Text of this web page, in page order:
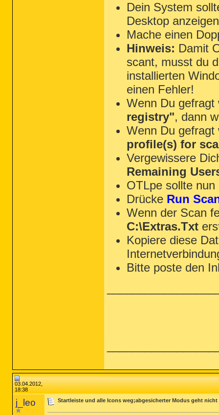
Dein System
Desktop
Mache einen
Hinweis: Damit
scant, musst du
installierten
einen Fehler!
Wenn Du
registry", dann
Wenn Du
profile(s) for
Vergewissere
Remaining
OTLpe sollte nun
Drücke Run
Wenn der Scan
C:\Extras.Txt
Kopiere diese
Bitte poste den
03.04.2012,
18:38
j_leo Startleiste und alle Icons weg;abgesicherter Modus geht nicht